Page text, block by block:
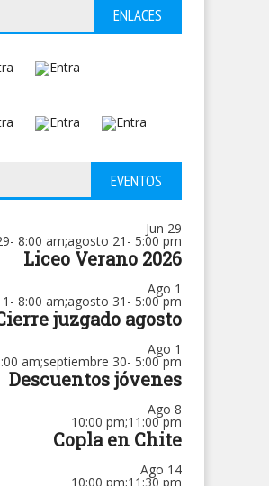
ENLACES
EVENTOS
Jun 29
8:00 am;agosto 21- 5:00 pm
Liceo Verano 2026
Ago 1
8:00 am;agosto 31- 5:00 pm
juzgado agosto
Ago 1
am;septiembre 30- 5:00 pm
Descuentos jóvenes
Ago 8
10:00 pm;11:00 pm
Copla en Chite
Ago 14
10:00 pm;11:30 pm